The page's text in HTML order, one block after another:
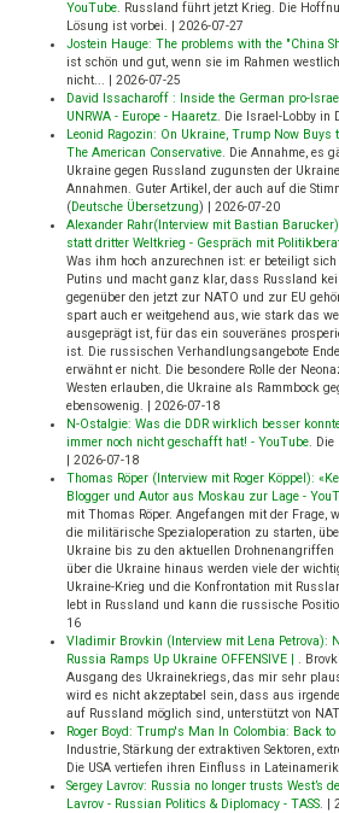
YouTube. Russland führt jetzt Krieg. Die
Lösung ist vorbei. | 2026-07-27
Jostein Hauge: The problems with the "China
ist schön und gut, wenn sie im Rahmen
nicht... | 2026-07-25
David Issacharoff : Inside the German pro-
UNRWA - Europe - Haaretz. Die Israel-Lobby in
Leonid Ragozin: On Ukraine, Trump Now Buys
The American Conservative. Die Annahme, es
Ukraine gegen Russland zugunsten der
Annahmen. Guter Artikel, der auch auf die
(Deutsche Übersetzung) | 2026-07-20
Alexander Rahr(Interview mit Bastian
statt dritter Weltkrieg - Gespräch mit
Was ihm hoch anzurechnen ist: er beteiligt
Putins und macht ganz klar, dass Russland
gegenüber den jetzt zur NATO und zur EU
spart auch er weitgehend aus, wie stark das
ausgeprägt ist, für das ein souveränes
ist. Die russischen Verhandlungsangebote
erwähnt er nicht. Die besondere Rolle der
Westen erlauben, die Ukraine als Rammbock
ebensowenig. | 2026-07-18
N-Ostalgie: Was die DDR wirklich besser
immer noch nicht geschafft hat! - YouTube. Die
| 2026-07-18
Thomas Röper (Interview mit Roger Köppel):
Blogger und Autor aus Moskau zur Lage -
mit Thomas Röper. Angefangen mit der Frage,
die militärische Spezialoperation zu starten,
Ukraine bis zu den aktuellen
über die Ukraine hinaus werden viele der
Ukraine-Krieg und die Konfrontation mit
lebt in Russland und kann die russische
16
Vladimir Brovkin (Interview mit Lena Petrova):
Russia Ramps Up Ukraine OFFENSIVE | .
Ausgang des Ukrainekriegs, das mir sehr
wird es nicht akzeptabel sein, dass aus
auf Russland möglich sind, unterstützt von
Roger Boyd: Trump's Man In Colombia: Back to
Industrie, Stärkung der extraktiven Sektoren,
Die USA vertiefen ihren Einfluss in
Sergey Lavrov: Russia no longer trusts West’s
Lavrov - Russian Politics & Diplomacy - TASS. |